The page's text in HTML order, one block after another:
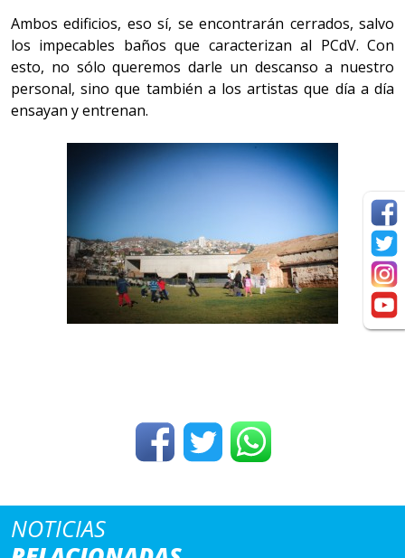
Ambos edificios, eso sí, se encontrarán cerrados, salvo
los impecables baños que caracterizan al PCdV. Con
esto, no sólo queremos darle un descanso a nuestro
personal, sino que también a los artistas que día a día
ensayan y entrenan.
NOTICIAS